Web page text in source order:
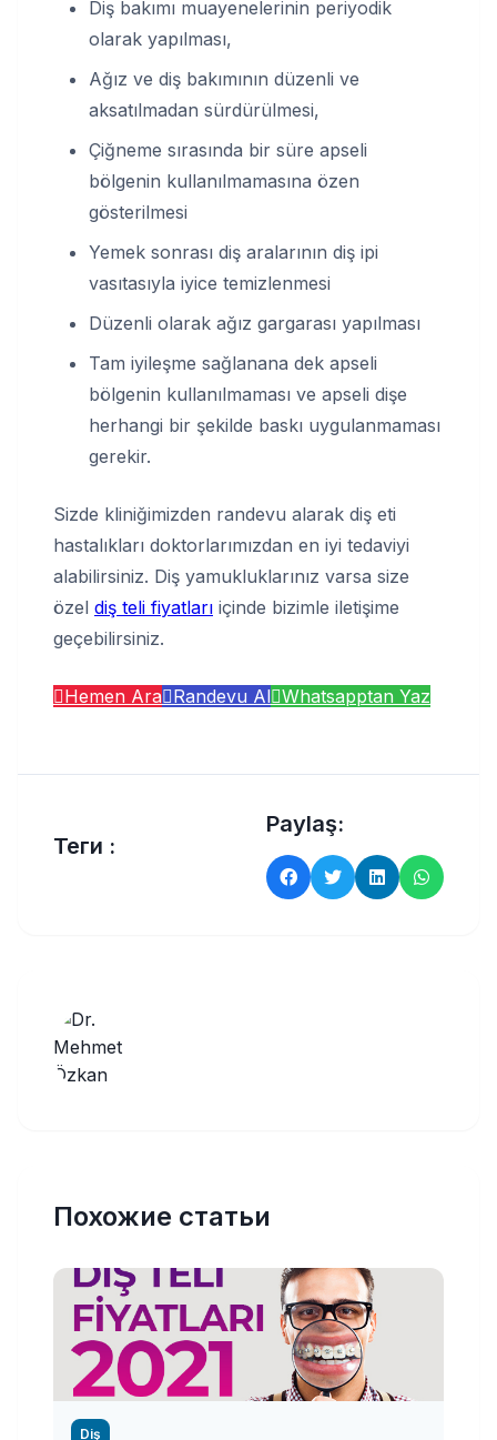
Diş bakımı muayenelerinin periyodik
olarak yapılması,
Ağız ve diş bakımının düzenli ve
aksatılmadan sürdürülmesi,
Çiğneme sırasında bir süre apseli
bölgenin kullanılmamasına özen
gösterilmesi
Yemek sonrası diş aralarının diş ipi
vasıtasıyla iyice temizlenmesi
Düzenli olarak ağız gargarası yapılması
Tam iyileşme sağlanana dek apseli
bölgenin kullanılmaması ve apseli dişe
herhangi bir şekilde baskı uygulanmaması
gerekir.
Sizde kliniğimizden randevu alarak diş eti
hastalıkları doktorlarımızdan en iyi tedaviyi
alabilirsiniz. Diş yamukluklarınız varsa size
özel diş teli fiyatları içinde bizimle iletişime
geçebilirsiniz.
Hemen Ara Randevu Al Whatsapptan Yaz
Теги :
Paylaş:
Похожие статьи
Diş